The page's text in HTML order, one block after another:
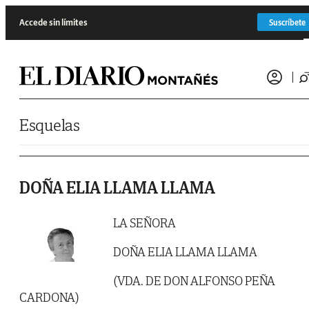
Accede sin límites Suscríbete
Esquelas
DOÑA ELIA LLAMA LLAMA
LA SEÑORA
DOÑA ELIA LLAMA LLAMA
(VDA. DE DON ALFONSO PEÑA
CARDONA)